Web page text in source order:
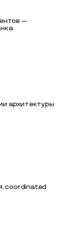
—
архитектуры
coordinated